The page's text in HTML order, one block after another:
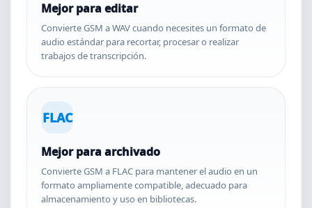
Mejor para editar
Convierte GSM a WAV cuando necesites un formato de
audio estándar para recortar, procesar o realizar
trabajos de transcripción.
FLAC
Mejor para archivado
Convierte GSM a FLAC para mantener el audio en un
formato ampliamente compatible, adecuado para
almacenamiento y uso en bibliotecas.